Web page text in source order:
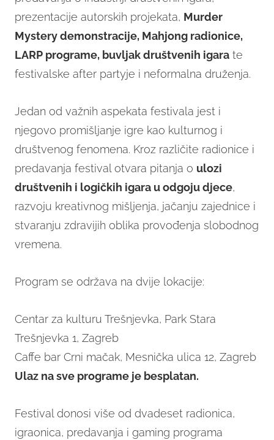
prezentacije autorskih projekata, Murder
Mystery demonstracije, Mahjong radionice,
LARP programe, buvljak društvenih igara te
festivalske after partyje i neformalna druženja.
Jedan od važnih aspekata festivala jest i
njegovo promišljanje igre kao kulturnog i
društvenog fenomena. Kroz različite radionice i
predavanja festival otvara pitanja o ulozi
društvenih i logičkih igara u odgoju djece,
razvoju kreativnog mišljenja, jačanju zajednice i
stvaranju zdravijih oblika provođenja slobodnog
vremena.
Program se održava na dvije lokacije:
Centar za kulturu Trešnjevka, Park Stara
Trešnjevka 1, Zagreb
Caffe bar Crni mačak, Mesnička ulica 12, Zagreb
Ulaz na sve programe je besplatan.
Festival donosi više od dvadeset radionica,
igraonica, predavanja i gaming programa